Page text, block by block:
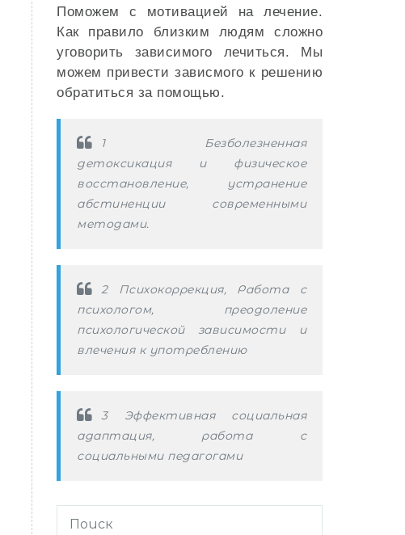
Поможем с мотивацией на лечение.
Как правило близким людям сложно
уговорить зависимого лечиться. Мы
можем привести зависмого к решению
обратиться за помощью.
1 Безболезненная
детоксикация и физическое
восстановление, устранение
абстиненции современными
методами.
2 Психокоррекция, Работа с
психологом, преодоление
психологической зависимости и
влечения к употреблению
3 Эффективная социальная
адаптация, работа с
социальными педагогами